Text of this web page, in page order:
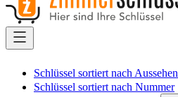
Schlüssel sortiert nach Aussehen
Schlüssel sortiert nach Nummer